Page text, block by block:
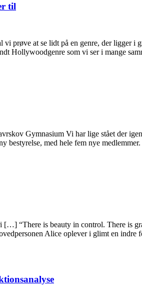
til
prøve at se lidt på en genre, der ligger
Hollywoodgenre som vi ser i mange
Gymnasium Vi har lige stået der
bestyrelse, med hele fem nye
“There is beauty in control. There is
Alice oplever i glimt en